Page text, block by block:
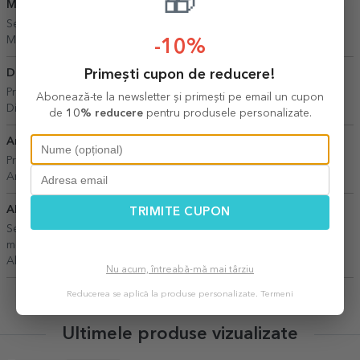
Monica
Seriozitate produse le ca în reclame promptitudine felicitări
Monica,
Diana 09 Iulie 2026
Produsul este calitativ.Preciez faptul ca, comanda a ajuns repede.
Diana,
Slatina
Ana
Produse de calitate si livrarea rapida.
Ana,
Teleorman
Alexandra 23 Aprilie 2026
Servicii ireproșabile. Am avut multe comenzi si produsele au fost
mereu ca pe site. Recomand cu mare drag!
Alexandra,
Ultimele produse vizualizate
-10%
Primești cupon de reducere!
Abonează-te la newsletter și primești pe email un cupon
de 10% reducerepentru produsele personalizate.
TRIMITE CUPON
Nu acum, întreabă-mă mai târziu
Reducerea se aplică la produse personalizate. Termeni